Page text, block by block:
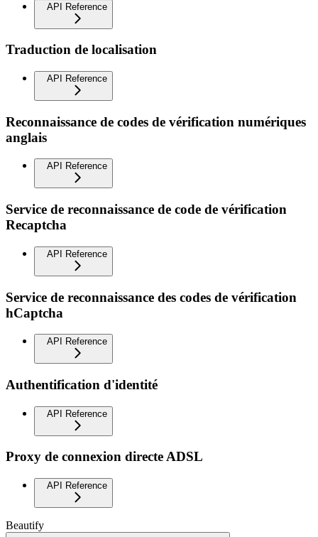
API Reference
Traduction de localisation
API Reference
Reconnaissance de codes de vérification numériques
anglais
API Reference
Service de reconnaissance de code de vérification
Recaptcha
API Reference
Service de reconnaissance des codes de vérification
hCaptcha
API Reference
Authentification d'identité
API Reference
Proxy de connexion directe ADSL
API Reference
Beautify